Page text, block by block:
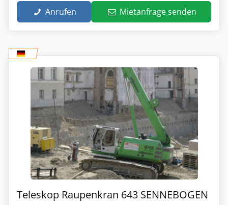
Anrufen Mietanfrage senden
Teleskop Raupenkran 643 SENNEBOGEN